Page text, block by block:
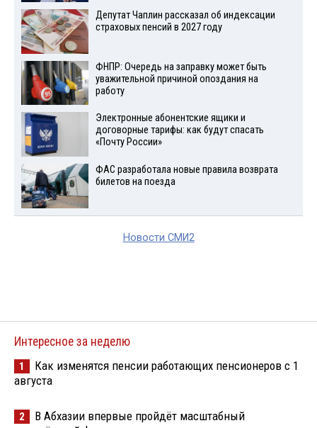
Депутат Чаплин рассказал об индексации
страховых пенсий в 2027 году
ФНПР: Очередь на заправку может быть
уважительной причиной опоздания на
работу
Электронные абонентские ящики и
договорные тарифы: как будут спасать
«Почту России»
ФАС разработала новые правила возврата
билетов на поезда
Новости СМИ2
Интересное за неделю
1
Как изменятся пенсии работающих пенсионеров с 1
августа
2
В Абхазии впервые пройдёт масштабный